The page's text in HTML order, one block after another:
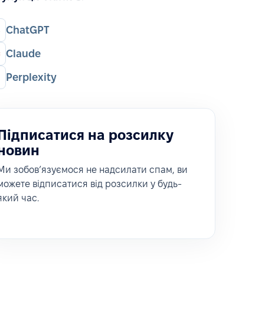
ChatGPT
Claude
Perplexity
на розсилку
зобовʼязуємося не надсилати спам, ви
відписатися від розсилки у будь-
час.